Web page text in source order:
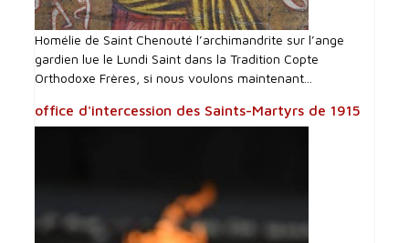
Homélie de Saint Chenouté l’archimandrite sur l’ange
gardien lue le Lundi Saint dans la Tradition Copte
Orthodoxe Frères, si nous voulons maintenant...
office d'intercession des Saints-Martyrs de 1915